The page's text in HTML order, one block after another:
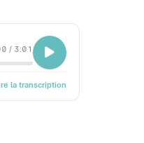
/ 3:01
la transcription